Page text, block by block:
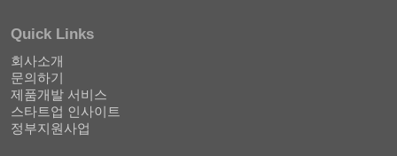
Quick Links
회사소개
문의하기
제품개발 서비스
스타트업 인사이트
정부지원사업